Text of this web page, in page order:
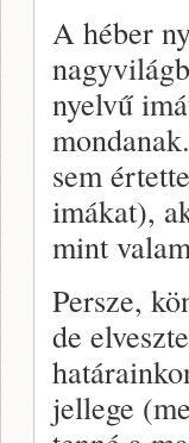
A héber
nyelvű
sem
imákat),
mint
Persze,
de
jellege